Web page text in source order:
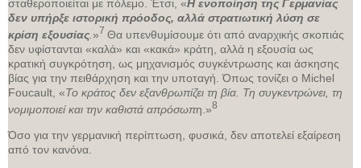
σταθεροποιείται με πόλεμο. Έτσι, «Η ενοποίηση της Γερμανίας
δεν υπήρξε ιστορική πρόοδος, αλλά στρατιωτική λύση σε
κρίση εξουσίας »7 Θα υπενθυμίσουμε ότι από αναρχικής σκοπιάς
δεν υφίστανται «καλά» και «κακά» κράτη, αλλά η εξουσία ως
κρατική συγκρότηση, ως μηχανισμός συγκέντρωσης και άσκησης
βίας για την πειθάρχηση και την υποταγή. Όπως τονίζει ο Michel
Foucault, «Το κράτος δεν εξανθρωπίζει τη βία. Τη συγκεντρώνει, τη
νομιμοποιεί και την καθιστά απρόσωπη.»8
Όσο για την γερμανική περίπτωση, φυσικά, δεν αποτελεί εξαίρεση
από τον κανόνα.